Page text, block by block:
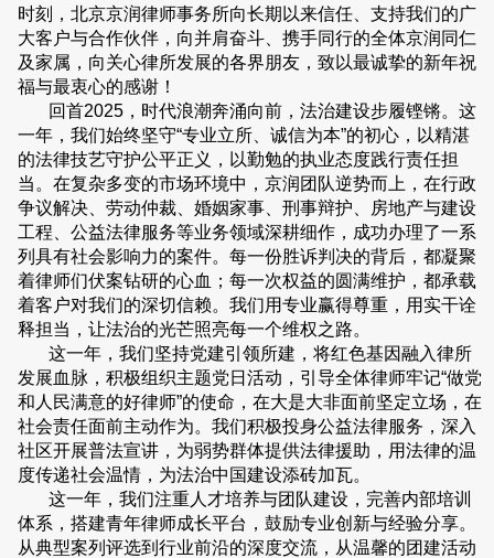
时刻，北京京润律师事务所向长期以来信任、支持我们的广
大客户与合作伙伴，向并肩奋斗、携手同行的全体京润同仁
及家属，向关心律所发展的各界朋友，致以最诚挚的新年祝
福与最衷心的感谢！
回首2025，时代浪潮奔涌向前，法治建设步履铿锵。这
一年，我们始终坚守“专业立所、诚信为本”的初心，以精湛
的法律技艺守护公平正义，以勤勉的执业态度践行责任担
当。在复杂多变的市场环境中，京润团队逆势而上，在行政
争议解决、劳动仲裁、婚姻家事、刑事辩护、房地产与建设
工程、公益法律服务等业务领域深耕细作，成功办理了一系
列具有社会影响力的案件。每一份胜诉判决的背后，都凝聚
着律师们伏案钻研的心血；每一次权益的圆满维护，都承载
着客户对我们的深切信赖。我们用专业赢得尊重，用实干诠
释担当，让法治的光芒照亮每一个维权之路。
这一年，我们坚持党建引领所建，将红色基因融入律所
发展血脉，积极组织主题党日活动，引导全体律师牢记“做党
和人民满意的好律师”的使命，在大是大非面前坚定立场，在
社会责任面前主动作为。我们积极投身公益法律服务，深入
社区开展普法宣讲，为弱势群体提供法律援助，用法律的温
度传递社会温情，为法治中国建设添砖加瓦。
这一年，我们注重人才培养与团队建设，完善内部培训
体系，搭建青年律师成长平台，鼓励专业创新与经验分享。
从典型案列评选到行业前沿的深度交流，从温馨的团建活动